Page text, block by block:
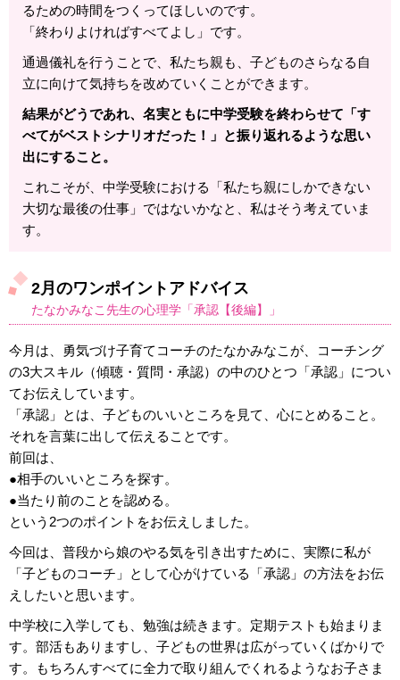
るための時間をつくってほしいのです。
「終わりよければすべてよし」です。
通過儀礼を行うことで、私たち親も、子どものさらなる自
立に向けて気持ちを改めていくことができます。
結果がどうであれ、名実ともに中学受験を終わらせて「す
べてがベストシナリオだった！」と振り返れるような思い
出にすること。
これこそが、中学受験における「私たち親にしかできない
大切な最後の仕事」ではないかなと、私はそう考えていま
す。
2月のワンポイントアドバイス
たなかみなこ先生の心理学「承認【後編】」
今月は、勇気づけ子育てコーチのたなかみなこが、コーチング
の3大スキル（傾聴・質問・承認）の中のひとつ「承認」につい
てお伝えしています。
「承認」とは、子どものいいところを見て、心にとめること。
それを言葉に出して伝えることです。
前回は、
●相手のいいところを探す。
●当たり前のことを認める。
という2つのポイントをお伝えしました。
今回は、普段から娘のやる気を引き出すために、実際に私が
「子どものコーチ」として心がけている「承認」の方法をお伝
えしたいと思います。
中学校に入学しても、勉強は続きます。定期テストも始まりま
す。部活もありますし、子どもの世界は広がっていくばかりで
す。もちろんすべてに全力で取り組んでくれるようなお子さま